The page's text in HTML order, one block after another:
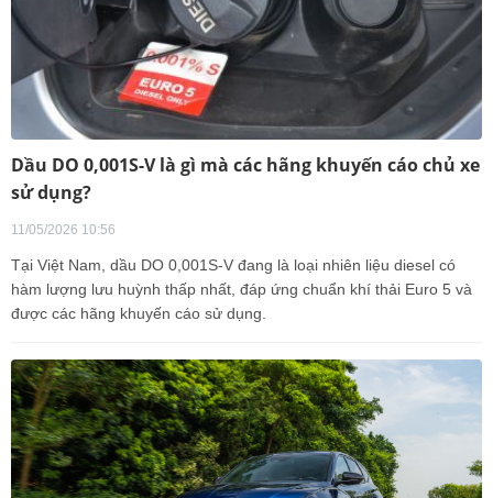
Dầu DO 0,001S-V là gì mà các hãng khuyến cáo chủ xe
sử dụng?
11/05/2026 10:56
Tại Việt Nam, dầu DO 0,001S-V đang là loại nhiên liệu diesel có
hàm lượng lưu huỳnh thấp nhất, đáp ứng chuẩn khí thải Euro 5 và
được các hãng khuyến cáo sử dụng.